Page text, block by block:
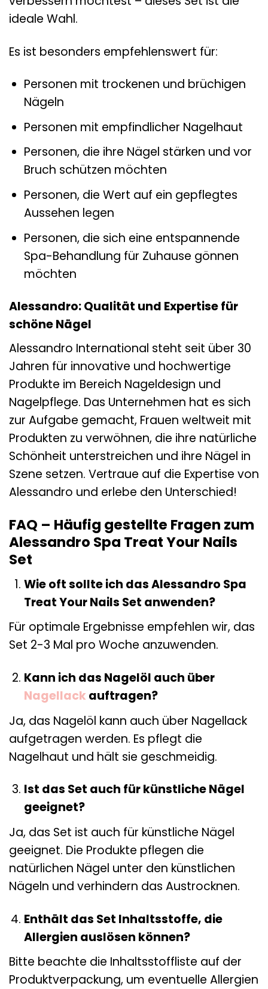
ideale Wahl.
Es ist besonders empfehlenswert für:
Personen mit trockenen und brüchigen
Nägeln
Personen mit empfindlicher Nagelhaut
Personen, die ihre Nägel stärken und vor
Bruch schützen möchten
Personen, die Wert auf ein gepflegtes
Aussehen legen
Personen, die sich eine entspannende
Spa-Behandlung für Zuhause gönnen
möchten
Alessandro: Qualität und Expertise für
schöne Nägel
Alessandro International steht seit über 30
Jahren für innovative und hochwertige
Produkte im Bereich Nageldesign und
Nagelpflege. Das Unternehmen hat es sich
zur Aufgabe gemacht, Frauen weltweit mit
Produkten zu verwöhnen, die ihre natürliche
Schönheit unterstreichen und ihre Nägel in
Szene setzen. Vertraue auf die Expertise von
Alessandro und erlebe den Unterschied!
FAQ – Häufig gestellte Fragen zum
Alessandro Spa Treat Your Nails
Set
Wie oft sollte ich das Alessandro Spa
Treat Your Nails Set anwenden?
Für optimale Ergebnisse empfehlen wir, das
Set 2-3 Mal pro Woche anzuwenden.
Kann ich das Nagelöl auch über
Nagellack auftragen?
Ja, das Nagelöl kann auch über Nagellack
aufgetragen werden. Es pflegt die
Nagelhaut und hält sie geschmeidig.
Ist das Set auch für künstliche Nägel
geeignet?
Ja, das Set ist auch für künstliche Nägel
geeignet. Die Produkte pflegen die
natürlichen Nägel unter den künstlichen
Nägeln und verhindern das Austrocknen.
Enthält das Set Inhaltsstoffe, die
Allergien auslösen können?
Bitte beachte die Inhaltsstoffliste auf der
Produktverpackung, um eventuelle Allergien